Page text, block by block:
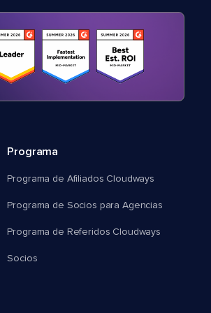
Programa
Programa de Afiliados Cloudways
Programa de Socios para Agencias
Programa de Referidos Cloudways
Socios